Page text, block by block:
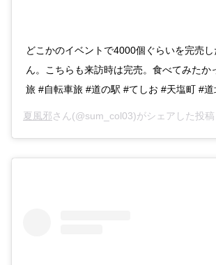
どこかのイベントで4000個ぐらいを完売し
ん。こちらも来訪時は完売。食べてみたか
旅 #自転車旅 #道の駅 #てしお #天塩町 #道
夏風邪さん(@sum_col03)がシェアした投